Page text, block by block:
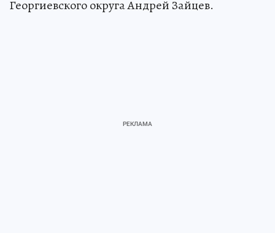
Георгиевского округа Андрей Зайцев.